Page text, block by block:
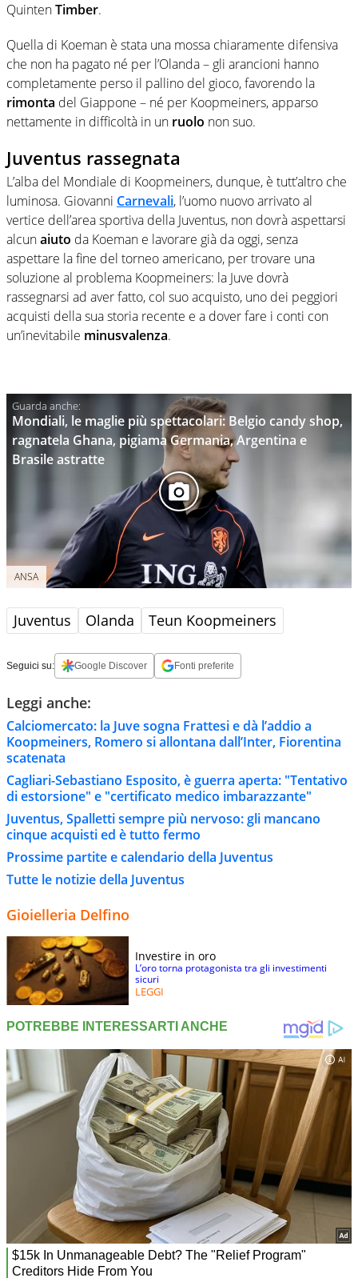
QuintenTimber.
Quella di Koeman è stata una mossa chiaramente difensiva
che non ha pagato né per l’Olanda – gli arancioni hanno
completamente perso il pallino del gioco, favorendo la
rimonta del Giappone – né per Koopmeiners, apparso
nettamente in difficoltà in un ruolo non suo.
Juventus rassegnata
L’alba del Mondiale di Koopmeiners, dunque, è tutt’altro che
luminosa. Giovanni Carnevali, l’uomo nuovo arrivato al
vertice dell’area sportiva della Juventus, non dovrà aspettarsi
alcunaiuto da Koeman e lavorare già da oggi, senza
aspettare la fine del torneo americano, per trovare una
soluzione al problema Koopmeiners: la Juve dovrà
rassegnarsi ad aver fatto, col suo acquisto, uno dei peggiori
acquisti della sua storia recente e a dover fare i conti con
un’inevitabile minusvalenza.
Mondiali, le maglie più spettacolari: Belgio candy shop,
ragnatela Ghana, pigiama Germania, Argentina e
Brasile astratte
ANSA
Juventus Olanda Teun Koopmeiners
Seguici su: Google Discover Fonti preferite
Leggi anche:
Calciomercato: la Juve sogna Frattesi e dà l’addio a
Koopmeiners, Romero si allontana dall’Inter, Fiorentina
scatenata
Cagliari-Sebastiano Esposito, è guerra aperta: "Tentativo
di estorsione" e "certificato medico imbarazzante"
Juventus, Spalletti sempre più nervoso: gli mancano
cinque acquisti ed è tutto fermo
Prossime partite e calendario della Juventus
Tutte le notizie della Juventus
Gioielleria Delfino
Investire in oro
L’oro torna protagonista tra gli investimenti
sicuri
LEGGI